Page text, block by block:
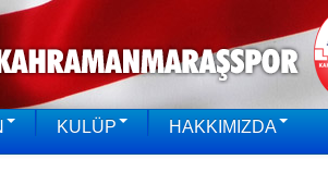
KULÜP HAKKIMIZDA